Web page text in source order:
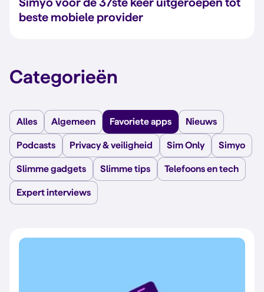
beste mobiele provider
Categorieën
Alles Algemeen Favoriete apps Nieuws
Podcasts Privacy & veiligheid Sim Only Simyo
Slimme gadgets Slimme tips Telefoons en tech
Expert interviews